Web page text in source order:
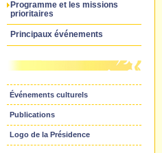
Programme et les missions
prioritaires
Principaux événements
Événements culturels
Publications
Logo de la Présidence